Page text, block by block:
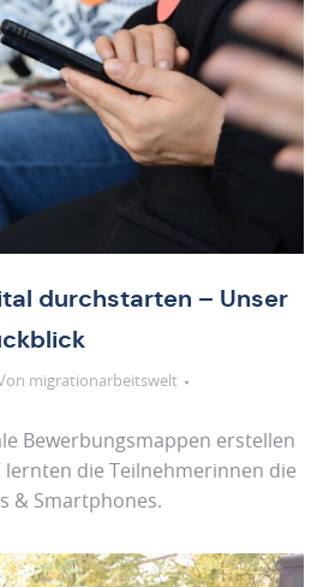
durchstarten – Unser
migrationarbeitswelt
Bewerbungsmappen erstellen
lernten die Teilnehmerinnen die
& Smartphones.